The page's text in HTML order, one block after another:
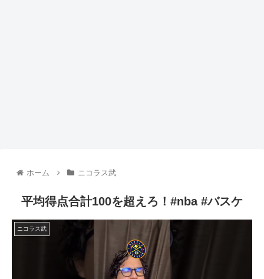
ホーム ニコラス武
平均得点合計100を超えろ！#nba #バスケ
ニコラス武